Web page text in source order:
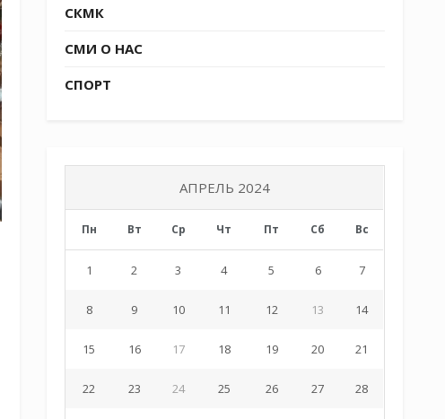
СКМК
СМИ О НАС
СПОРТ
АПРЕЛЬ 2024
Пн Вт Ср Чт Пт Сб Вс
1 2 3 4 5 6 7
8 9 10 11 12 13 14
15 16 17 18 19 20 21
22 23 24 25 26 27 28